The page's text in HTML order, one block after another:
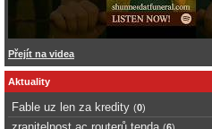
Přejít na videa
Aktuality
Fable uz len za kredity (0)